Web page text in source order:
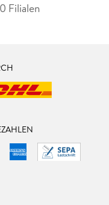
Filialen